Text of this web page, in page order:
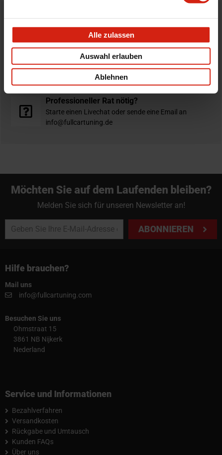
Alle zulassen
Auswahl erlauben
Ablehnen
verschickt am selben Tag
Nicht zufrieden?
Du hast immer eine 14-tägige Rückgabefrist um deine
Bestellung zurück zu geben.
Professioneller Rat nötig?
Starte einen Livechat oder sende eine Email an
info@fullcartuning.de
Möchten Sie auf dem Laufenden bleiben?
Melden Sie sich für unseren Newsletter an!
ABONNIEREN
Hilfe brauchen?
Mail uns
info@fullcartuning.com
Besuchen Sie uns
Ohmstraat 15
3861 NB Nijkerk
Nederland
Service und Informationen
Bezahlverfahren
Versandkosten
Rückgabe und Umtausch
Kunden FAQs
Über uns